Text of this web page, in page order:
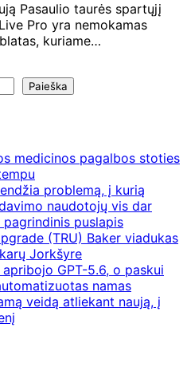
Pasaulio taurės spartųjį
Pro yra nemokamas
kuriame…
Paieška
medicinos pagalbos stoties
problemą, į kurią
naudotojų vis dar
puslapis
(TRU) Baker viadukas
Jorkšyre
GPT-5.6, o paskui
namas
veidą atliekant naują, į